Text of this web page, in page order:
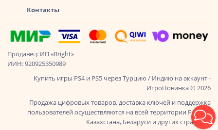
Контакты
Продавец: ИП «Bright»
ИИН: 920925350989
Купить игры PS4 и PS5 через Турцию / Индию на аккаунт -
ИгроНовинка © 2026
Продажа цифровых товаров, доставка ключей и поддержка
пользователей осуществляются на всей территории России,
Казахстана, Беларуси и других стран СНГ